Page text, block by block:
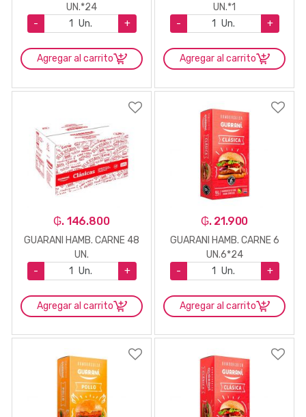
UN.*24
-
Un. +
Agregar al carrito
UN.*1
-
Un. +
Agregar al carrito
₲. 146.800
GUARANI HAMB. CARNE 48
UN.
-
Un. +
Agregar al carrito
₲. 21.900
GUARANI HAMB. CARNE 6
UN.6*24
-
Un. +
Agregar al carrito